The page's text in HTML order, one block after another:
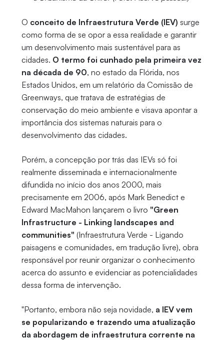
O conceito de Infraestrutura Verde (IEV) surge
como forma de se opor a essa realidade e garantir
um desenvolvimento mais sustentável para as
cidades. O termo foi cunhado pela primeira vez
na década de 90, no estado da Flórida, nos
Estados Unidos, em um relatório da Comissão de
Greenways, que tratava de estratégias de
conservação do meio ambiente e visava apontar a
importância dos sistemas naturais para o
desenvolvimento das cidades.
Porém, a concepção por trás das IEVs só foi
realmente disseminada e internacionalmente
difundida no início dos anos 2000, mais
precisamente em 2006, após Mark Benedict e
Edward MacMahon lançarem o livro "Green
Infrastructure - Linking landscapes and
communities" (Infraestrutura Verde - Ligando
paisagens e comunidades, em tradução livre), obra
responsável por reunir organizar o conhecimento
acerca do assunto e evidenciar as potencialidades
dessa forma de intervenção.
"Portanto, embora não seja novidade, a IEV vem
se popularizando e trazendo uma atualização
da abordagem de infraestrutura corrente na